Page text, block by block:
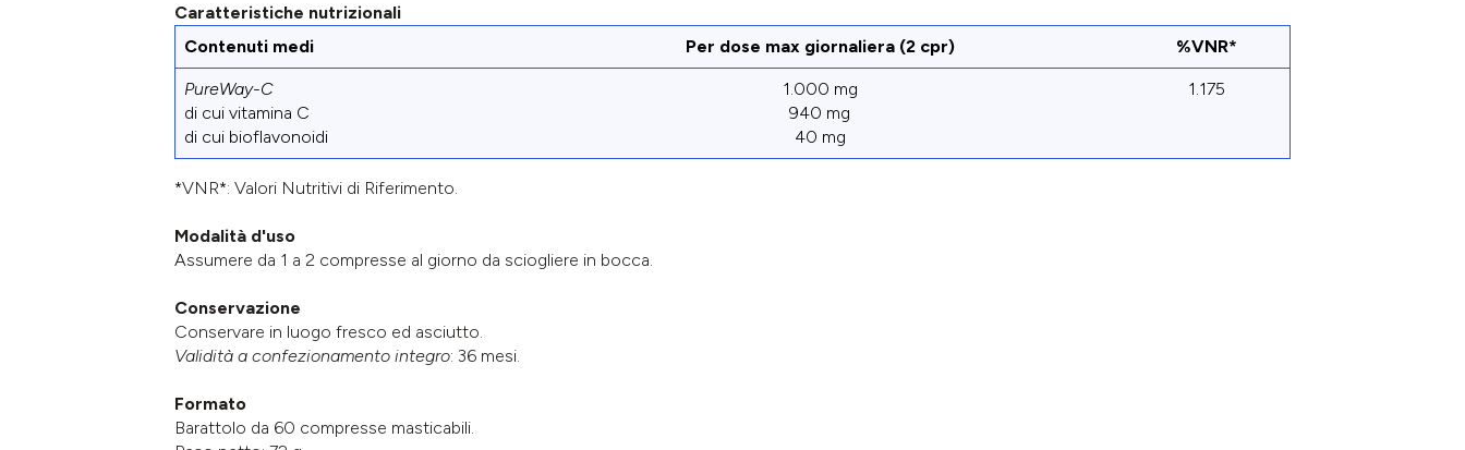
Caratteristiche nutrizionali
Contenuti medi
Per dose max giornaliera (2 cpr) %VNR*
PureWay-C
di cui vitamina C
di cui bioflavonoidi
1.000 mg
940 mg
40 mg
1.175
*VNR*: Valori Nutritivi di Riferimento.
Modalità d'uso
Assumere da 1 a 2 compresse al giorno da sciogliere in bocca.
Conservazione
Conservare in luogo fresco ed asciutto.
Validità a confezionamento integro: 36 mesi.
Formato
Barattolo da 60 compresse masticabili.